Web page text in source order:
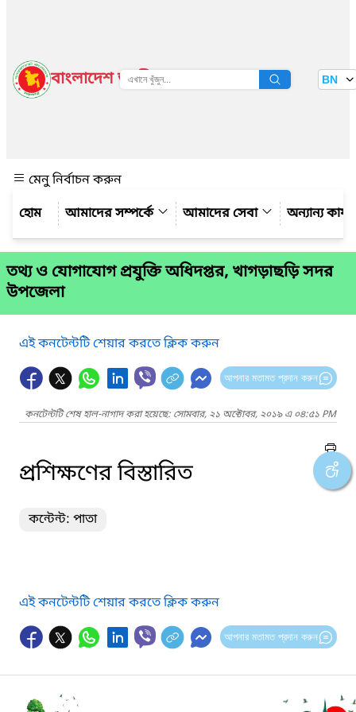
বাংলাদেশ জাতীয় তথ্য বাতায়ন BN
মেনু নির্বাচন করুন
আমাদের সম্পর্কে
আমাদের সেবা অন্যান্য
তথ্য ও যোগাযোগ প্রযুক্তি অধিদপ্তর, খাগড়াছড়ি সদর
উপজেলা
এই কনটেন্টটি শেয়ার করতে ক্লিক করুন
আপনার মতামত প্রদান করুন
কনটেন্টটি শেষ হাল-নাগাদ করা হয়েছে: সোমবার, ২১ অক্টোবর, ২০১৯ এ ০৪:৫১ PM
প্রশিক্ষণের বিস্তারিত
কন্টেন্ট: পাতা
এই কনটেন্টটি শেয়ার করতে ক্লিক করুন
আপনার মতামত প্রদান করুন